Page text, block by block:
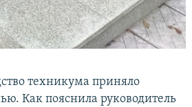
техникума приняло
Как пояснила руководитель